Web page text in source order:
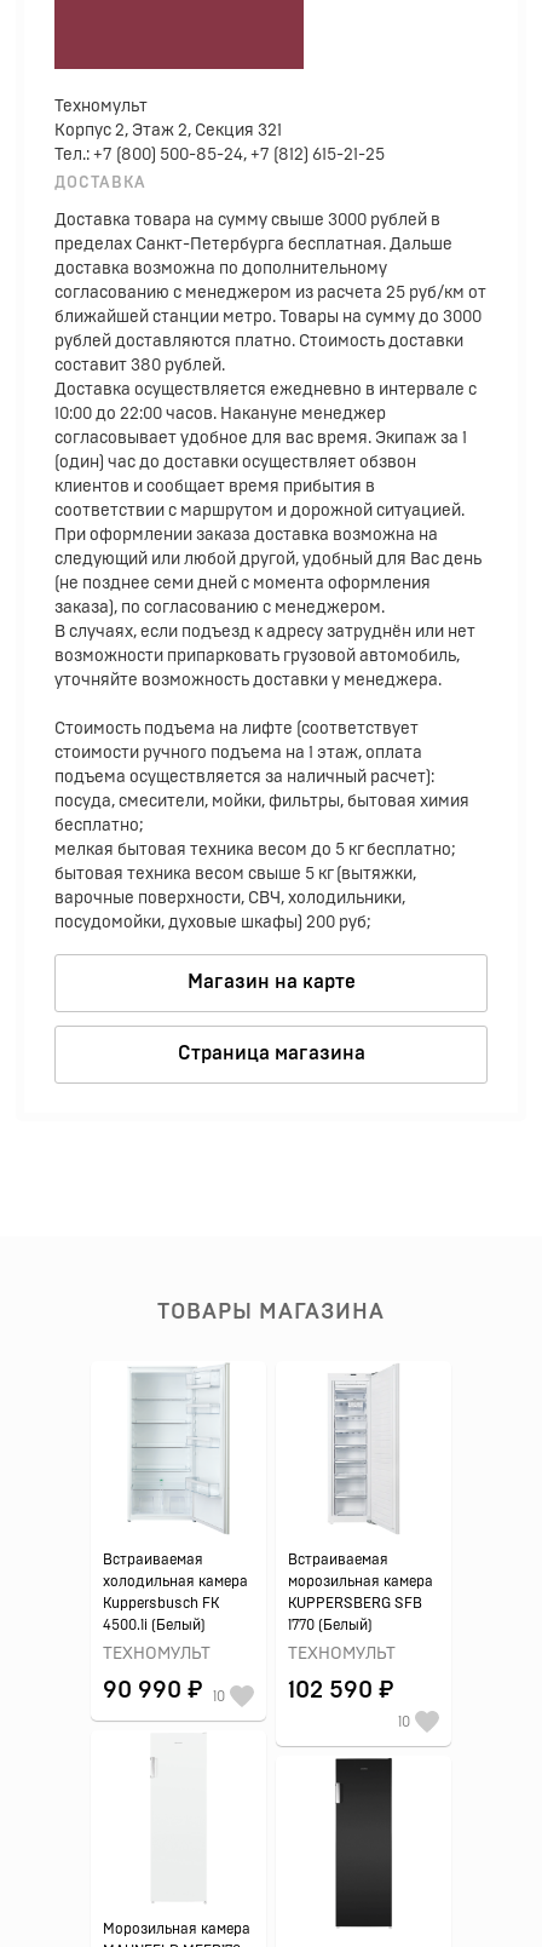
Техномульт
Корпус 2, Этаж 2, Секция 321
Тел.: +7 (800) 500-85-24, +7 (812) 615-21-25
ДОСТАВКА
Доставка товара на сумму свыше 3000 рублей в
пределах Санкт-Петербурга бесплатная. Дальше
доставка возможна по дополнительному
согласованию с менеджером из расчета 25 руб/км от
ближайшей станции метро. Товары на сумму до 3000
рублей доставляются платно. Стоимость доставки
составит 380 рублей.
Доставка осуществляется ежедневно в интервале с
10:00 до 22:00 часов. Накануне менеджер
согласовывает удобное для вас время. Экипаж за 1
(один) час до доставки осуществляет обзвон
клиентов и сообщает время прибытия в
соответствии с маршрутом и дорожной ситуацией.
При оформлении заказа доставка возможна на
следующий или любой другой, удобный для Вас день
(не позднее семи дней с момента оформления
заказа), по согласованию с менеджером.
В случаях, если подъезд к адресу затруднён или нет
возможности припарковать грузовой автомобиль,
уточняйте возможность доставки у менеджера.
Стоимость подъема на лифте (соответствует
стоимости ручного подъема на 1 этаж, оплата
подъема осуществляется за наличный расчет):
посуда, смесители, мойки, фильтры, бытовая химия
бесплатно;
мелкая бытовая техника весом до 5 кг бесплатно;
бытовая техника весом свыше 5 кг (вытяжки,
варочные поверхности, СВЧ, холодильники,
посудомойки, духовые шкафы) 200 руб;
Магазин на карте
Страница магазина
ТОВАРЫ МАГАЗИНА
Встраиваемая
холодильная камера
Kuppersbusch FK
4500.1i (Белый)
ТЕХНОМУЛЬТ
90 990 ₽ 10
Встраиваемая
морозильная камера
KUPPERSBERG SFB
1770 (Белый)
ТЕХНОМУЛЬТ
102 590 ₽
10
Морозильная камера